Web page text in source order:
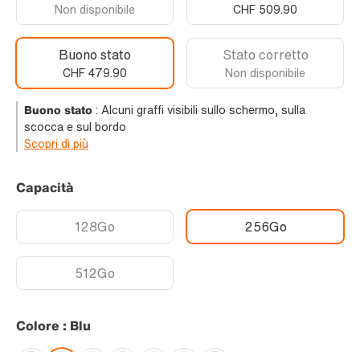
Non disponibile CHF 509.90
Buono stato
CHF 479.90
Stato corretto
Non disponibile
Buono stato: Alcuni graffi visibili sullo schermo, sulla
scocca e sul bordo
Scopri di più
Capacità
128Go 256Go
512Go
Colore : Blu